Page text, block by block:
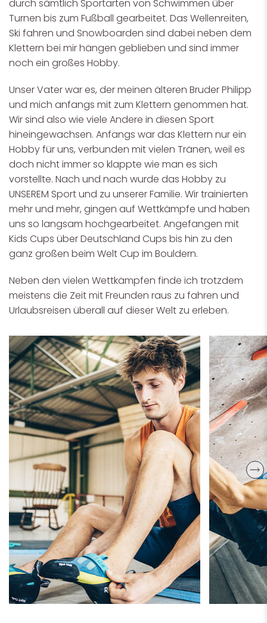
durch sämtlich Sportarten von Schwimmen über
Turnen bis zum Fußball gearbeitet. Das Wellenreiten,
Ski fahren und Snowboarden sind dabei neben dem
Klettern bei mir hängen geblieben und sind immer
noch ein großes Hobby.
Unser Vater war es, der meinen älteren Bruder Philipp
und mich anfangs mit zum Klettern genommen hat.
Wir sind also wie viele Andere in diesen Sport
hineingewachsen. Anfangs war das Klettern nur ein
Hobby für uns, verbunden mit vielen Tränen, weil es
doch nicht immer so klappte wie man es sich
vorstellte. Nach und nach wurde das Hobby zu
UNSEREM Sport und zu unserer Familie. Wir trainierten
mehr und mehr, gingen auf Wettkämpfe und haben
uns so langsam hochgearbeitet. Angefangen mit
Kids Cups über Deutschland Cups bis hin zu den
ganz großen beim Welt Cup im Bouldern.
Neben den vielen Wettkämpfen finde ich trotzdem
meistens die Zeit mit Freunden raus zu fahren und
Urlaubsreisen überall auf dieser Welt zu erleben.